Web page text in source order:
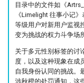
目录中的文件如《
《Limelight 往事小记
等级用户对新用户监视
变为挑战的权力斗争场
关于多元性别标签的讨
度，以及这种现象在成
自我身份认同的挑战。
涉秋橙的处罚通知，这